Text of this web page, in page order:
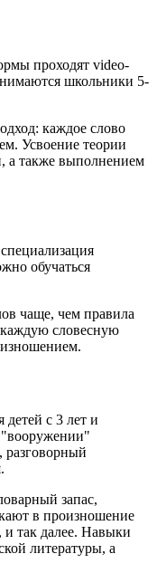
проходят video-
школьники 5-
каждое слово
Усвоение теории
а также выполнением
обучаться
чаще, чем правила
каждую словесную
с 3 лет и
"вооружении"
разговорный
запас,
в произношение
и так далее. Навыки
литературы, а